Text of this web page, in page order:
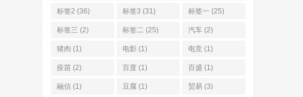
会 中视频(1)
标签2 (36) 标签3 (31) 标签一 (25)
标签三 (2) 标签二 (25) 汽车 (2)
猪肉 (1) 电影 (1) 电竞 (1)
疫苗 (2) 百度 (1) 百盛 (1)
融信 (1) 豆腐 (1) 贸易 (3)